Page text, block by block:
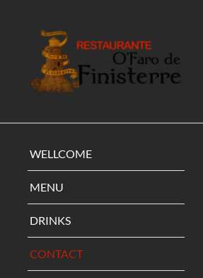
WELLCOME
MENU
DRINKS
CONTACT